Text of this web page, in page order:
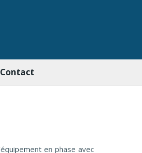
Contact
en phase avec